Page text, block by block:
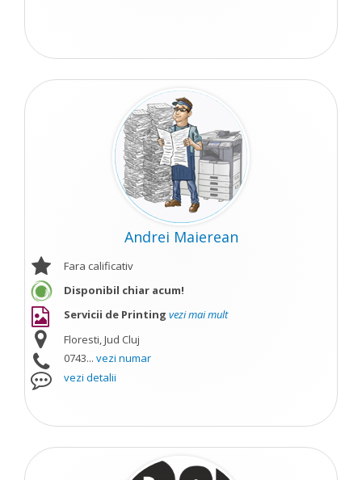
Andrei Maierean
Fara calificativ
Disponibil chiar acum!
Servicii de Printing vezi mai mult
Floresti, Jud Cluj
0743... vezi numar
vezi detalii